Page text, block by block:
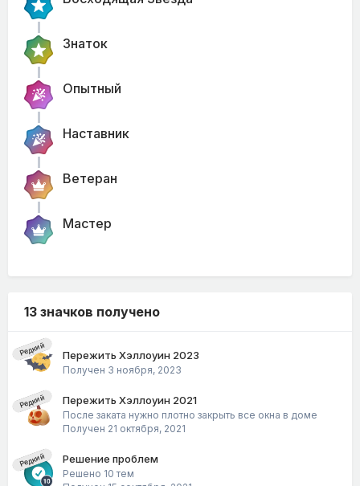
Знаток
Опытный
Наставник
Ветеран
Мастер
13 значков получено
Редкий Пережить Хэллоуин 2023
Получен 3 ноября, 2023
Редкий Пережить Хэллоуин 2021
После заката нужно плотно закрыть все окна в доме
Получен 21 октября, 2021
Редкий Решение проблем
Решено 10 тем